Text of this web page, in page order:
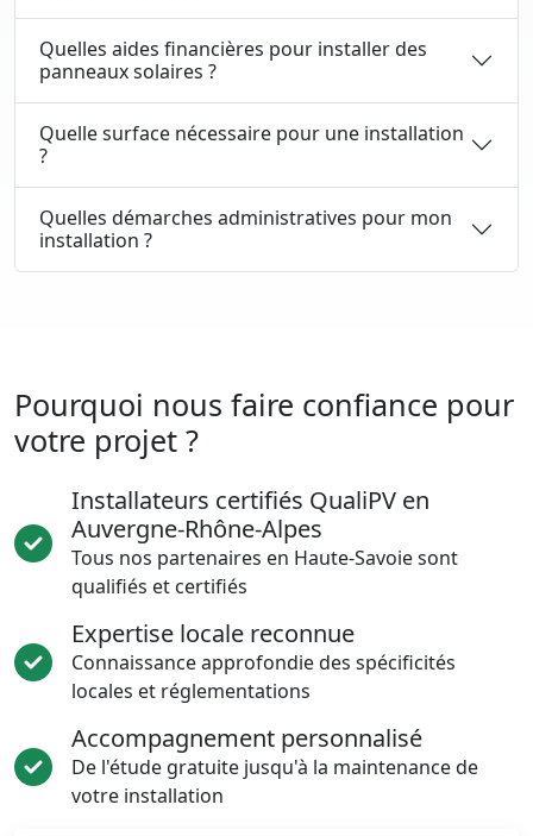
Quelles aides financières pour installer des
panneaux solaires ?
Quelle surface nécessaire pour une installation
?
Quelles démarches administratives pour mon
installation ?
Pourquoi nous faire confiance pour
votre projet ?
Installateurs certifiés QualiPV en
Auvergne-Rhône-Alpes
Tous nos partenaires en Haute-Savoie sont
qualifiés et certifiés
Expertise locale reconnue
Connaissance approfondie des spécificités
locales et réglementations
Accompagnement personnalisé
De l'étude gratuite jusqu'à la maintenance de
votre installation